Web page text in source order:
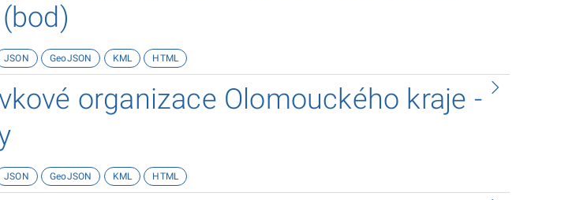
JSON GeoJSON KML HTML
organizace Olomouckého kraje -
JSON GeoJSON KML HTML